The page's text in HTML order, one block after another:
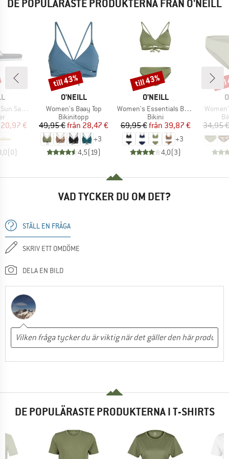
DE POPULÄRASTE PRODUKTERNA FRÅN O'NEILL
pris
20,97 €
(0)
VARUMÄRKE
O'NEILL
Produkter
Women's Baay Top
Produktgrupp
Bikinitopp
Pris
49,95 € Reducerat pris
från 28,47 €
+3
4,5(19)
Rabatt
till 43%
VARUMÄRKE
O'NEILL
Produkter
Women's Essentials Baay Maoi Bikini Set
Produktgrupp
Bikini
Pris
69,95 € Reducerat pris
från 39,87 €
+3
4,0(3)
Rabatt
till 43%
34,95 €
VAD TYCKER DU OM DET?
STÄLL EN FRÅGA
SKRIV ETT OMDÖME
DELA EN BILD
DE POPULÄRASTE PRODUKTERNA I T-SHIRTS